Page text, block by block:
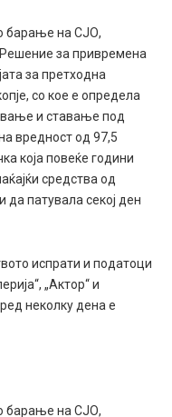
барање на СЈО,
за привремена
за претходна
со кое е определа
и ставање под
вредност од 97,5
која повеќе години
средства од
да патувала секој ден
испрати и податоци
„Актор“ и
неколку дена е
барање на СЈО,